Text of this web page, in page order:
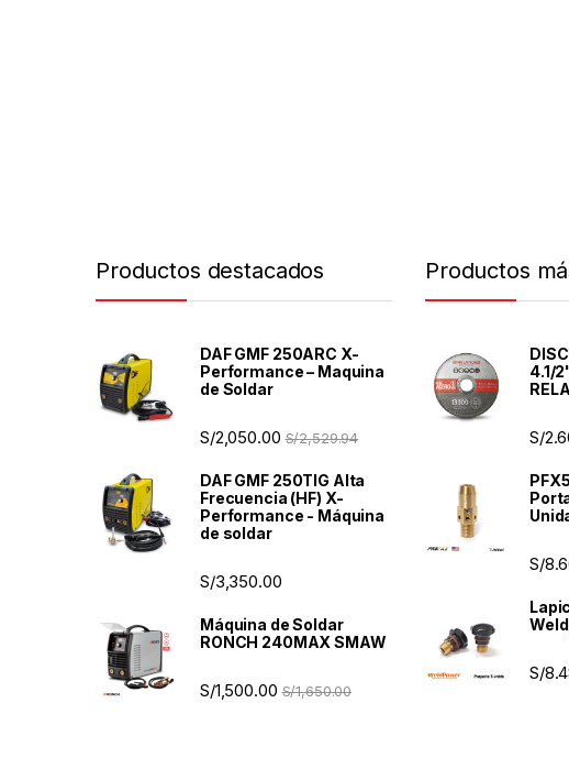
Productos destacados
DAF GMF 250ARC X-
Performance – Maquina
de Soldar
S/2,050.00 S/2,529.94
DAF GMF 250TIG Alta
Frecuencia (HF) X-
Performance - Máquina
de soldar
S/3,350.00
Máquina de Soldar
RONCH 240MAX SMAW
S/1,500.00 S/1,650.00
Productos
4.1/
S/
S/
S/